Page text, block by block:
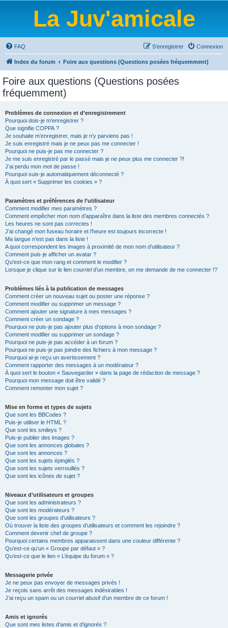
La Juv'amicale
FAQ Connexion
S’enregistrer
Index du forum Foire aux questions (Questions posées fréquemment)
Foire aux questions (Questions posées
fréquemment)
Problèmes de connexion et d’enregistrement
Pourquoi dois-je m’enregistrer ?
Que signifie COPPA ?
Je souhaite m’enregistrer, mais je n’y parviens pas !
Je suis enregistré mais je ne peux pas me connecter !
Pourquoi ne puis-je pas me connecter ?
Je me suis enregistré par le passé mais je ne peux plus me connecter ?!
J’ai perdu mon mot de passe !
Pourquoi suis-je automatiquement déconnecté ?
À quoi sert « Supprimer les cookies » ?
Paramètres et préférences de l’utilisateur
Comment modifier mes paramètres ?
Comment empêcher mon nom d’apparaître dans la liste des membres connectés ?
Les heures ne sont pas correctes !
J’ai changé mon fuseau horaire et l’heure est toujours incorrecte !
Ma langue n’est pas dans la liste !
A quoi correspondent les images à proximité de mon nom d’utilisateur ?
Comment puis-je afficher un avatar ?
Qu’est-ce que mon rang et comment le modifier ?
Lorsque je clique sur le lien courrield’un membre, on me demande de me connecter !?
Problèmes liés à la publication de messages
Comment créer un nouveau sujet ou poster une réponse ?
Comment modifier ou supprimer un message ?
Comment ajouter une signature à mes messages ?
Comment créer un sondage ?
Pourquoi ne puis-je pas ajouter plus d’options à mon sondage ?
Comment modifier ou supprimer un sondage ?
Pourquoi ne puis-je pas accéder à un forum ?
Pourquoi ne puis-je pas joindre des fichiers à mon message ?
Pourquoi ai-je reçu un avertissement ?
Comment rapporter des messages à un modérateur ?
À quoi sert le bouton « Sauvegarder » dans la page de rédaction de message ?
Pourquoi mon message doit être validé ?
Comment remonter mon sujet ?
Mise en forme et types de sujets
Que sont les BBCodes ?
Puis-je utiliser le HTML ?
Que sont les smileys ?
Puis-je publier des images ?
Que sont les annonces globales ?
Que sont les annonces ?
Que sont les sujets épinglés ?
Que sont les sujets verrouillés ?
Que sont les icônes de sujet ?
Niveaux d’utilisateurs et groupes
Que sont les administrateurs ?
Que sont les modérateurs ?
Que sont les groupes d’utilisateurs ?
Où trouver la liste des groupes d’utilisateurs et comment les rejoindre ?
Comment devenir chef de groupe ?
Pourquoi certains membres apparaissent dans une couleur différente ?
Qu’est-ce qu’un « Groupe par défaut » ?
Qu’est-ce que le lien « L’équipe du forum » ?
Messagerie privée
Je ne peux pas envoyer de messages privés !
Je reçois sans arrêt des messages indésirables !
J’ai reçu un spam ou un courriel abusif d’un membre de ce forum !
Amis et ignorés
Que sont mes listes d’amis et d’ignorés ?